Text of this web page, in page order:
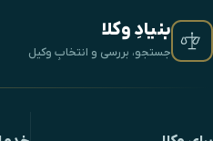
بنیادِ وکلا
جستجو، بررسی و انتخابِ وکیل